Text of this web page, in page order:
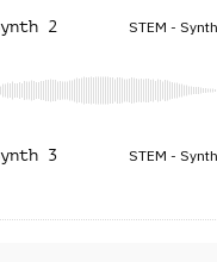
2 STEM -
3 STEM -